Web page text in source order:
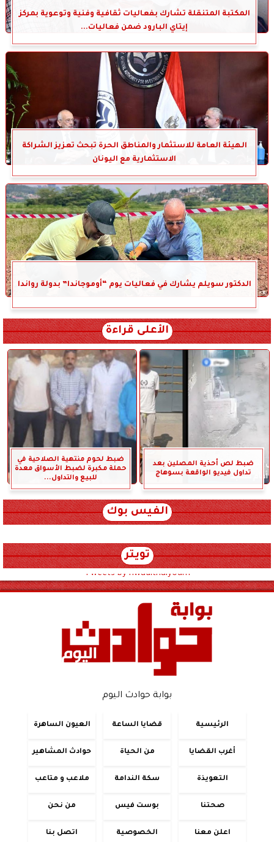
المكتبة المتنقلة تشارك بفعاليات ثقافية وفنية وتوعوية بمركز
إيتاي البارود ضمن فعاليات...
الهيئة العامة للاستثمار والمناطق الحرة تبحث تعزيز الشراكة
الاستثمارية مع اليونان
الدكتور سويلم يشارك في فعاليات يوم “أوموجاندا” بدولة رواندا
الأعلى قراءة
ضبط لص أحذية المصلين بعد
تداول فيديو الواقعة بسوهاج
ضبط لحوم منتهية الصلاحية في
حملة مكبرة لضبط الأسواق معدة
للبيع والتداول...
الفيس بوك
تويتر
Tweets by hwadithalyoum
بوابة حوادث اليوم
الرئيسية قضايا الساعة العيون الساهرة
أغرب القضايا من الحياة حوادث المشاهير
التعويذة سكة الندامة ملاعب و متاعب
صحتنا بوست فيس من نحن
اعلن معنا الخصوصية اتصل بنا